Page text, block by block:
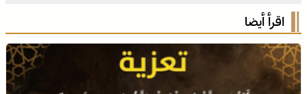
اقرأ أيضا